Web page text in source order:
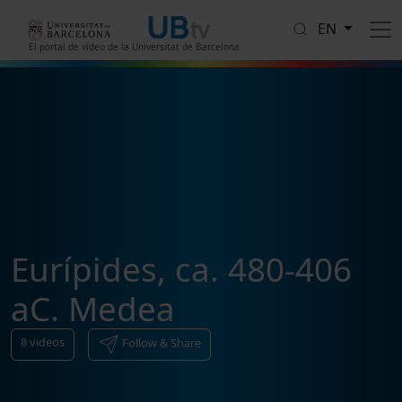
El portal de vídeo de la Universitat de Barcelona
EN
Eurípides, ca. 480-406
aC. Medea
8videos Follow & Share